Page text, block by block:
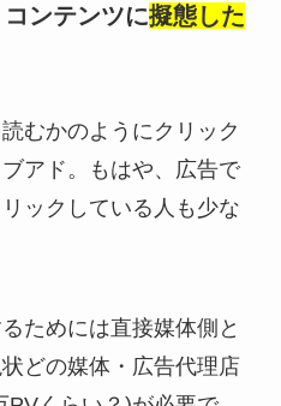
ンテンツに擬態した
むかのようにクリック
アド。もはや、広告で
ックしている人も少な
ためには直接媒体側と
どの媒体・広告代理店